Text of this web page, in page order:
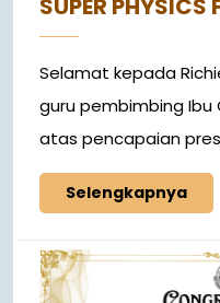
SUPER PHYSICS
Selamat kepada
guru pembimbing Ibu
atas pencapaian
Selengkapnya